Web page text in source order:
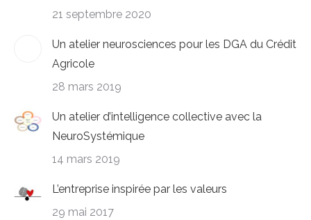
21 septembre 2020
Un atelier neurosciences pour les DGA du Crédit
Agricole
28 mars 2019
Un atelier d’intelligence collective avec la
NeuroSystémique
14 mars 2019
L’entreprise inspirée par les valeurs
29 mai 2017